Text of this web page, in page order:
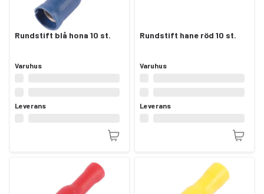
Rundstift blå hona 10 st.
Varuhus
Leverans
Rundstift hane röd 10 st.
Varuhus
Leverans